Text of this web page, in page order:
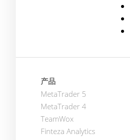
产品
MetaTrader 5
MetaTrader 4
TeamWox
Finteza Analytics